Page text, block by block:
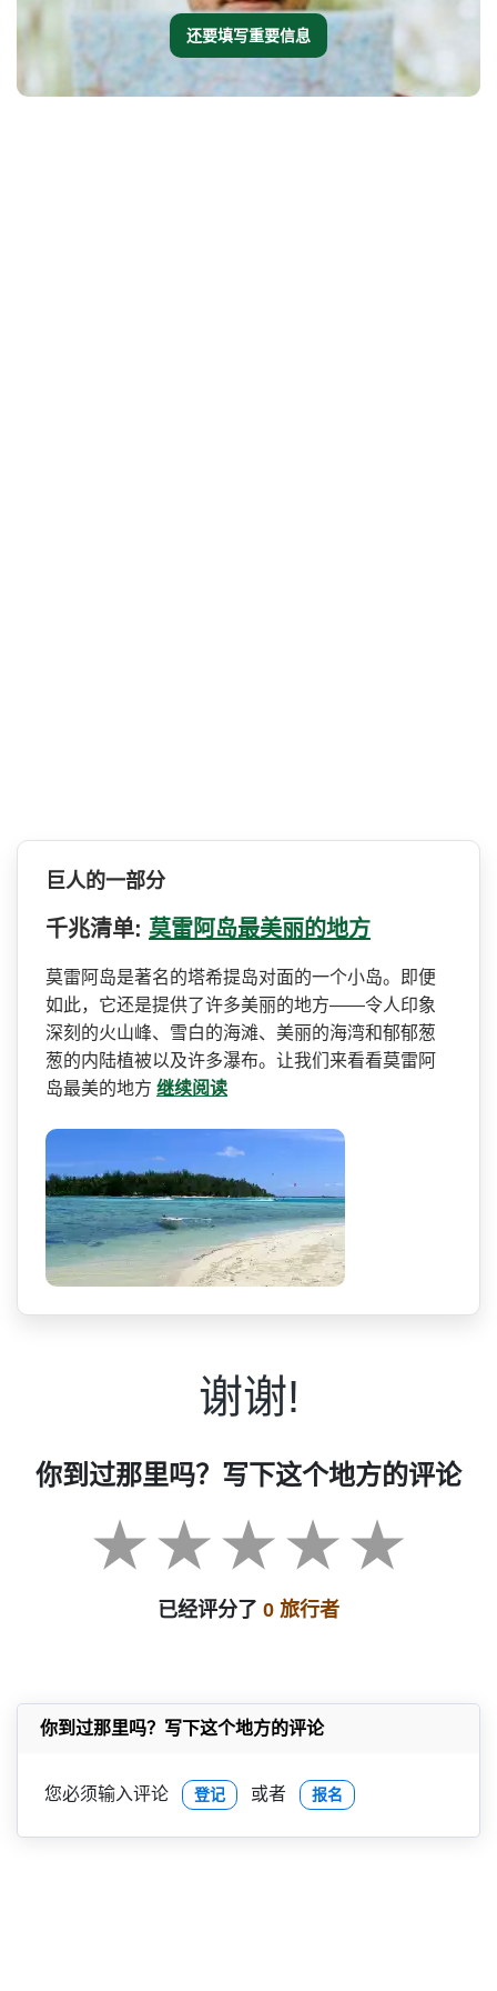
还要填写重要信息
巨人的一部分
千兆清单: 莫雷阿岛最美丽的地方
莫雷阿岛是著名的塔希提岛对­面的一个小岛。即便
如此，它还是提供了许多美丽的地方——令人印象
深刻的火山峰、雪白­的海滩、美丽的海湾和郁郁葱
葱的内陆植被以及许多瀑­布。让我们来看看莫雷阿
岛最美的地方 继续阅读
谢谢!
你到过那里吗？写下这个地方的评论
已经评分了 0 旅行者
你到过那里吗？写下这个地方的评论
您必须输入评论 登记 或者 报名